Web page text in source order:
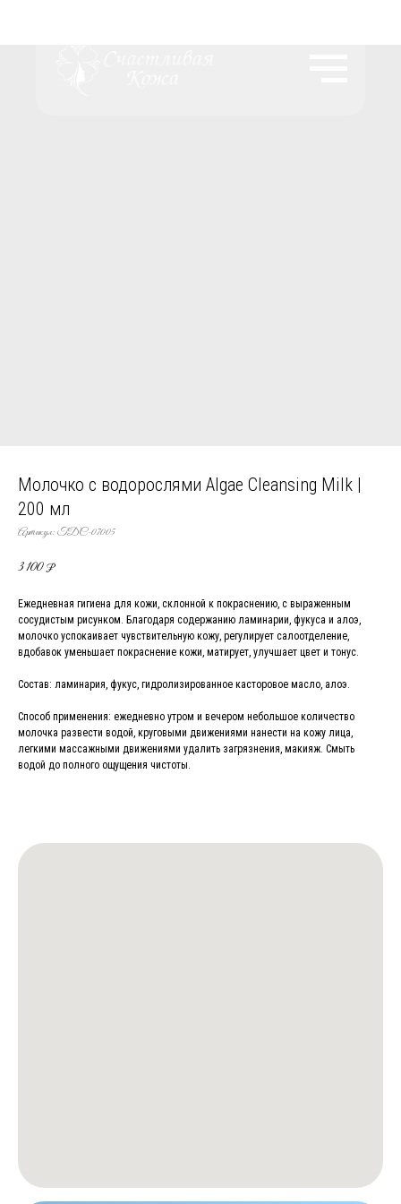
Молочко с водорослями Algae Cleansing Milk |
200 мл
Артикул: TDC-07005
3 100 ₽
Ежедневная гигиена для кожи, склонной к покраснению, с выраженным
сосудистым рисунком. Благодаря содержанию ламинарии, фукуса и алоэ,
молочко успокаивает чувствительную кожу, регулирует салоотделение,
вдобавок уменьшает покраснение кожи, матирует, улучшает цвет и тонус.
Состав: ламинария, фукус, гидролизированное касторовое масло, алоэ.
Способ применения: ежедневно утром и вечером небольшое количество
молочка развести водой, круговыми движениями нанести на кожу лица,
легкими массажными движениями удалить загрязнения, макияж. Смыть
водой до полного ощущения чистоты.